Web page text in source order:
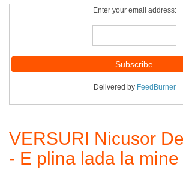
Enter your email address:
Delivered by FeedBurner
VERSURI Nicusor
- E plina lada la mine